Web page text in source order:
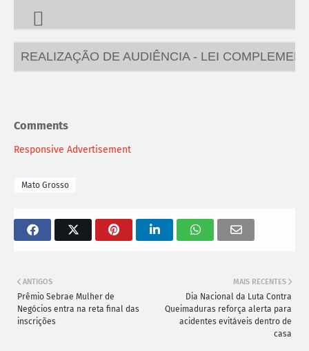
REALIZAÇÃO DE AUDIÊNCIA - LEI
Comments
Responsive Advertisement
Mato Grosso
MAIS RECENTES
Dia Nacional da Luta Contra
Queimaduras reforça alerta para
acidentes evitáveis dentro de
casa
ANTIGOS
Prêmio Sebrae Mulher de
Negócios entra na reta final das
inscrições